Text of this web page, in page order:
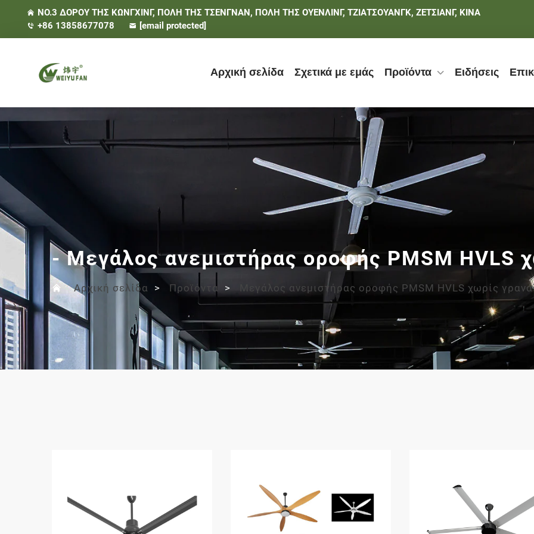
NO.3 ΔΟΡΟΥ ΤΗΣ ΚΩΝΓΧΙΝΓ, ΠΟΛΗ ΤΗΣ ΤΣΕΝΓΝΑΝ, ΠΟΛΗ ΤΗΣ ΟΥΕΝΛΙΝΓ, ΤΖΙΑΤΣΟΥΑΝΓΚ, ΖΕΤΣΙΑΝΓ, ΚΙΝΑ
+86 13858677078
[email protected]
Αρχική σελίδα Σχετικά με εμάς Προϊόντα Ειδήσεις
- Μεγάλος ανεμιστήρας οροφής PMSM HVLS
Αρχική σελίδα > Προϊόντα > Μεγάλος ανεμιστήρας οροφής PMSM HVLS χωρίς